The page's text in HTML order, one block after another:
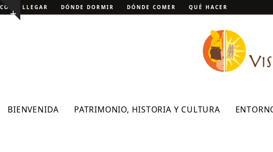
Skip
to Show
CÓMO LLEGAR DÓNDE DORMIR DÓNDE COMER QUÉ HACER
BIENVENIDA PATRIMONIO, HISTORIA Y CULTURA